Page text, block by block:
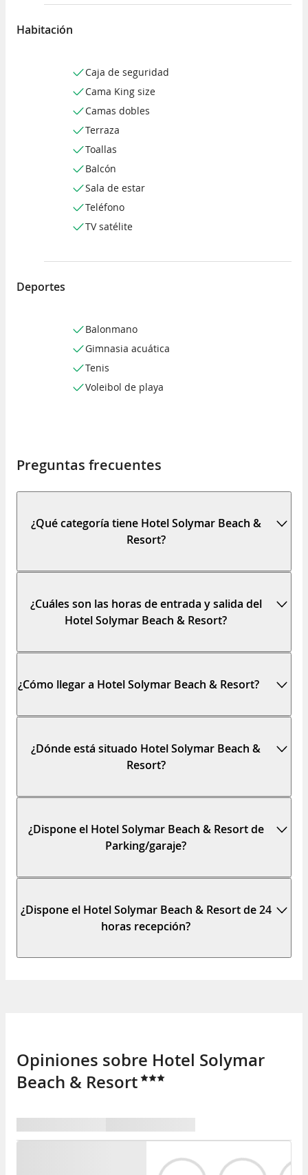
Habitación
Caja de seguridad
Cama King size
Camas dobles
Terraza
Toallas
Balcón
Sala de estar
Teléfono
TV satélite
Deportes
Balonmano
Gimnasia acuática
Tenis
Voleibol de playa
Preguntas frecuentes
¿Qué categoría tiene Hotel Solymar Beach &
Resort?
¿Cuáles son las horas de entrada y salida del
Hotel Solymar Beach & Resort?
¿Cómo llegar a Hotel Solymar Beach & Resort?
¿Dónde está situado Hotel Solymar Beach &
Resort?
¿Dispone el Hotel Solymar Beach & Resort de
Parking/garaje?
¿Dispone el Hotel Solymar Beach & Resort de 24
horas recepción?
Opiniones sobre Hotel Solymar
Beach & Resort